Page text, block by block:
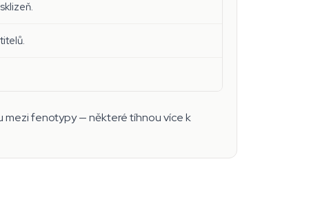
mezi fenotypy — některé tíhnou více k